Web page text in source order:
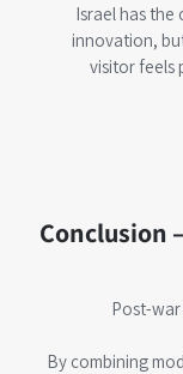
Israel has
innovation,
visitor feels
Conclusion
Post-
By combining